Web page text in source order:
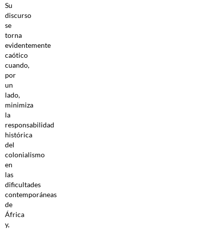
Su
discurso
se
torna
evidentemente
caótico
cuando,
por
un
lado,
minimiza
la
responsabilidad
histórica
del
colonialismo
en
las
dificultades
contemporáneas
de
África
y,